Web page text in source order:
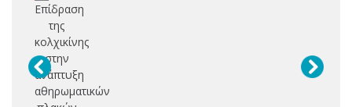
Επίδραση
της
κολχικίνης
στην
ανάπτυξη
αθηρωματικών